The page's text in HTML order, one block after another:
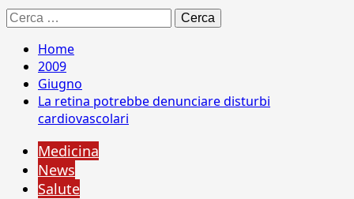
Ricerca
per:
Home
2009
Giugno
La retina potrebbe denunciare disturbi
cardiovascolari
Medicina
News
Salute